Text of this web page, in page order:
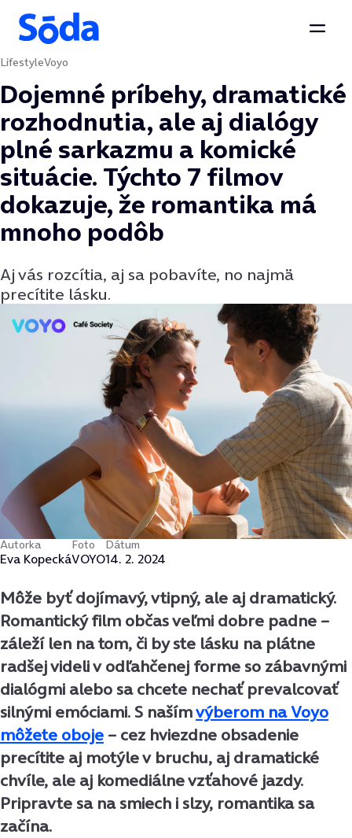
Preskočiť na obsah
LifestyleVoyo
Dojemné príbehy, dramatické
rozhodnutia, ale aj dialógy
plné sarkazmu a komické
situácie. Týchto 7 filmov
dokazuje, že romantika má
mnoho podôb
Aj vás rozcítia, aj sa pobavíte, no najmä
precítite lásku.
Autorka
Eva Kopecká
Foto
VOYO
Dátum
14. 2. 2024
Môže byť dojímavý, vtipný, ale aj dramatický.
Romantický film občas veľmi dobre padne –
záleží len na tom, či by ste lásku na plátne
radšej videli v odľahčenej forme so zábavnými
dialógmi alebo sa chcete nechať prevalcovať
silnými emóciami. S našímvýberom na Voyo
môžete oboje – cez hviezdne obsadenie
precítite aj motýle v bruchu, aj dramatické
chvíle, ale aj komediálne vzťahové jazdy.
Pripravte sa na smiech i slzy, romantika sa
začína.